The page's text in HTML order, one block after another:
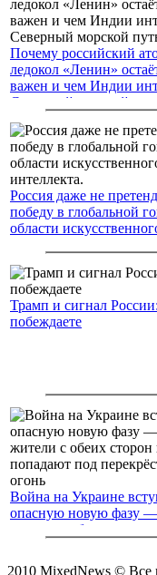
Почему российский
ледокол «Ленин»
важен и чем Индии
Северный морской путь
Россия даже не
победу в глобальной
области
Трамп и сигнал
побеждаете
Война на Украине
опасную новую фазу
жители с обеих сторон
2010 MixedNews ©